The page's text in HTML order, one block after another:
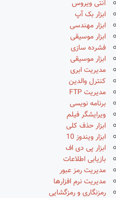
آنتی ویروس
ابزار بک آپ
ابزار مهندسی
ابزار موسیقی
فشرده سازی
ابزار موسیقی
مدیریت ابری
کنترل والدین
مدیریت FTP
برنامه نویسی
ویرایشگر فیلم
ابزار حذف کلی
ابزار ویندوز 10
ابزار پی دی اف
بازیابی اطلاعات
مدیریت رمز عبور
مدیریت نرم افزارها
رمزنگاری و رمزگشایی